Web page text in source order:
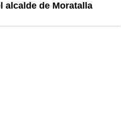
alcalde de Moratalla